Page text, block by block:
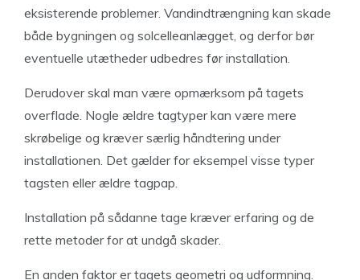
eksisterende problemer. Vandindtrængning kan skade
både bygningen og solcelleanlægget, og derfor bør
eventuelle utætheder udbedres før installation.
Derudover skal man være opmærksom på tagets
overflade. Nogle ældre tagtyper kan være mere
skrøbelige og kræver særlig håndtering under
installationen. Det gælder for eksempel visse typer
tagsten eller ældre tagpap.
Installation på sådanne tage kræver erfaring og de
rette metoder for at undgå skader.
En anden faktor er tagets geometri og udformning.